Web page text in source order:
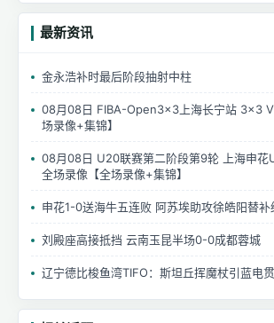
最新资讯
金永浩补时最后阶段抽射中柱
08月08日 FIBA-Open3x3上海长宁站 3×3
场录像+集锦】
08月08日 U20联赛第二阶段第9轮 上海申
全场录像【全场录像+集锦】
申花1-0送海牛五连败 阿苏埃助攻徐皓阳替补
刘殿座高接抵挡 云南玉昆半场0-0成都蓉城
辽宁德比梭鱼湾TIFO：斯坦丘挥魔杖引蓝电